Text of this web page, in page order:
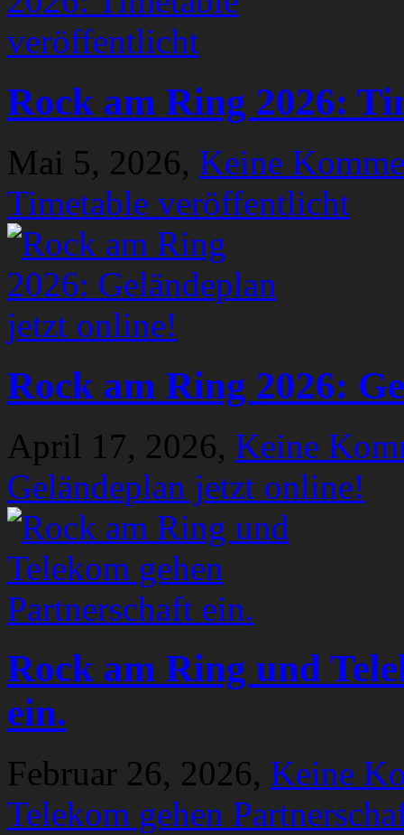
Rock am Ring 2026:
Mai 5, 2026, Keine
Timetable veröffentlicht
Rock am Ring 2026:
April 17, 2026, Keine
Geländeplan jetzt online!
Rock am Ring und
ein.
Februar 26, 2026, Keine
Telekom gehen